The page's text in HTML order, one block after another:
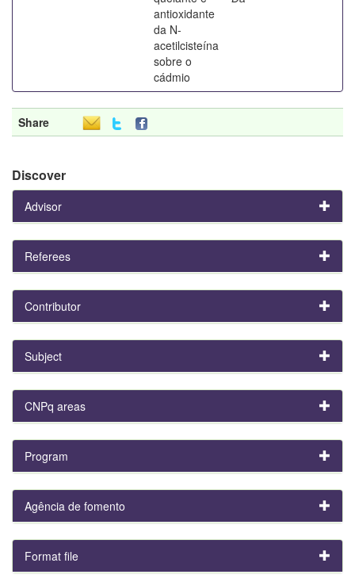
antioxidante
da N-
acetilcisteína
sobre o
cádmio
Share
Discover
Advisor
Referees
Contributor
Subject
CNPq areas
Program
Agência de fomento
Format file